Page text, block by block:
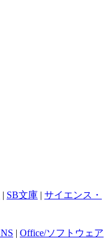
| SB文庫 | サイエンス・
| Office/ソフトウェア